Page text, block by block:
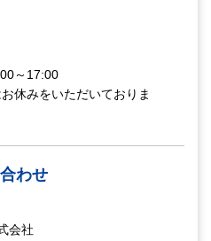
～17:00
休みをいただいておりま
わせ
会社